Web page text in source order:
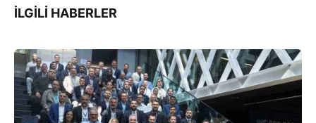
İLGILI HABERLER